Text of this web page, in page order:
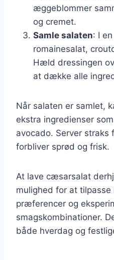
æggeblommer
og cremet.
Samle salaten: I
romainesalat,
Hæld dressingen
at dække alle
Når salaten er samlet,
ekstra ingredienser
avocado. Server straks
forbliver sprød og frisk.
At lave cæsarsalat
mulighed for at
præferencer og
smagskombinationer.
både hverdag og